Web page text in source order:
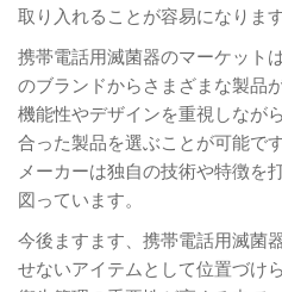
取り入れることが容易になります
携帯電話用滅菌器のマーケット
のブランドからさまざまな製品
機能性やデザインを重視しなが
合った製品を選ぶことが可能で
メーカーは独自の技術や特徴を
図っています。
今後ますます、携帯電話用滅菌
せないアイテムとして位置づけ